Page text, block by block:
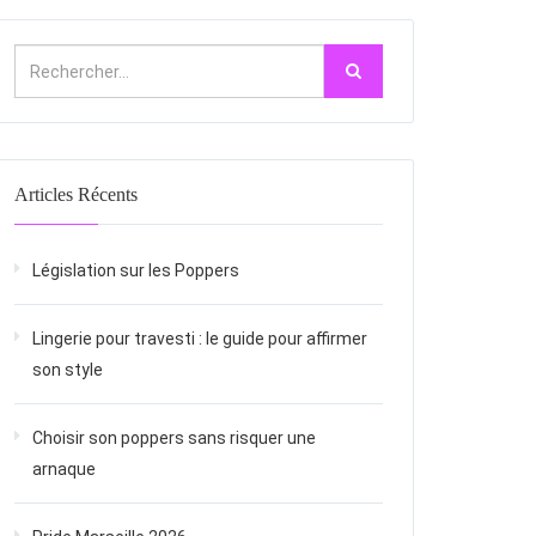
Articles Récents
Législation sur les Poppers
Lingerie pour travesti : le guide pour affirmer
son style
Choisir son poppers sans risquer une
arnaque